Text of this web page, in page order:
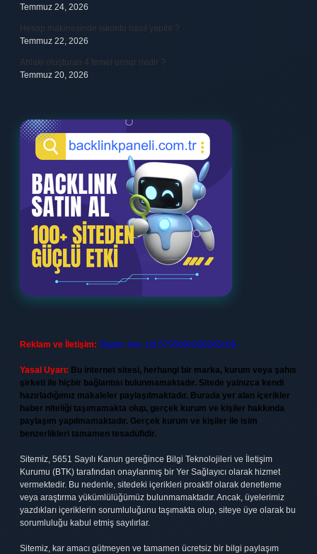
Temmuz 24, 2026
Hesap makinesinde iskonto nasıl yapılır ?
Temmuz 22, 2026
Ahlaki oluşturan 4 temel unsur nedir ?
Temmuz 20, 2026
Reklam ve İletişim: Skype: live:.cid.575569c608265c69
Yasal Uyarı: Bu internet sitesi, herhangi bir marka, kurum veya şahıs
şirketi ile hiçbir bağlantısı bulunmamaktadır. Sitede yalnızca kendi
hazırladığımız makaleler paylaşılmaktadır. Burada yer alan içerikler
haber niteliği taşımamakta olup, gerçek kurum ve kişiler hakkında
paylaşım yapılmamaktadır. Gerçek kurum ve kişiler ile isim
benzerlikleri tamamen tesadüfidir.
Sitemiz, 5651 Sayılı Kanun gereğince Bilgi Teknolojileri ve İletişim
Kurumu (BTK) tarafından onaylanmış bir Yer Sağlayıcı olarak hizmet
vermektedir. Bu nedenle, sitedeki içerikleri proaktif olarak denetleme
veya araştırma yükümlülüğümüz bulunmamaktadır. Ancak, üyelerimiz
yazdıkları içeriklerin sorumluluğunu taşımakta olup, siteye üye olarak bu
sorumluluğu kabul etmiş sayılırlar.
Sitemiz, kar amacı gütmeyen ve tamamen ücretsiz bir bilgi paylaşım